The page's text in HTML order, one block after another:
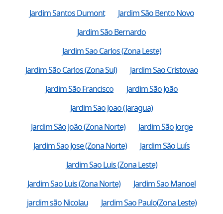
Jardim Santos Dumont
Jardim São Bento Novo
Jardim São Bernardo
Jardim Sao Carlos (Zona Leste)
Jardim São Carlos (Zona Sul)
Jardim Sao Cristovao
Jardim São Francisco
Jardim São João
Jardim Sao Joao (Jaragua)
Jardim São João (Zona Norte)
Jardim São Jorge
Jardim Sao Jose (Zona Norte)
Jardim São Luís
Jardim Sao Luis (Zona Leste)
Jardim Sao Luis (Zona Norte)
Jardim Sao Manoel
jardim são Nicolau
Jardim Sao Paulo(Zona Leste)